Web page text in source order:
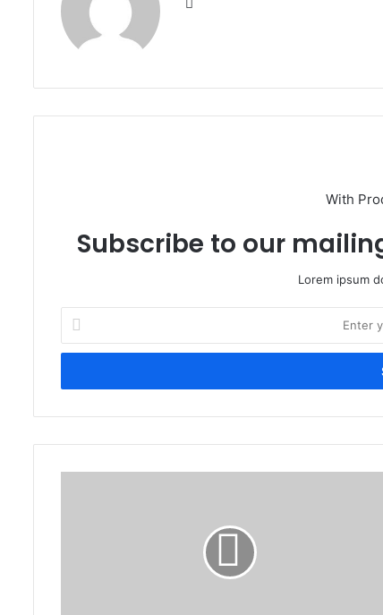
With
Subscribe to our
Lorem ipsum
your
Email